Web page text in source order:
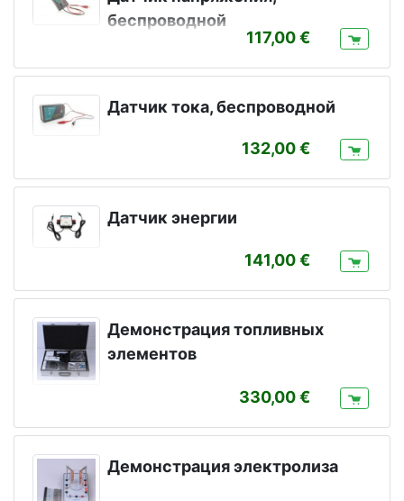
беспроводной
117,00
Датчик тока, беспроводной
132,00
Датчик энергии
141,00
Демонстрация топливных
элементов
330,00
Демонстрация электролиза